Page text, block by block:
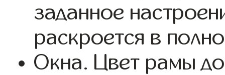
заданное
раскроется в
Окна. Цвет рамы